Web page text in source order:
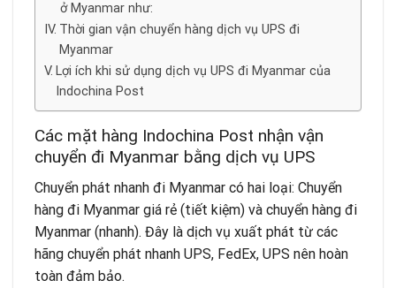
ở Myanmar như:
Thời gian vận chuyển hàng dịch vụ UPS đi
Myanmar
Lợi ích khi sử dụng dịch vụ UPS đi Myanmar của
Indochina Post
Các mặt hàng Indochina Post nhận vận
chuyển đi Myanmar bằng dịch vụ UPS
Chuyển phát nhanh đi Myanmar có hai loại: Chuyển
hàng đi Myanmar giá rẻ (tiết kiệm) và chuyển hàng đi
Myanmar (nhanh). Đây là dịch vụ xuất phát từ các
hãng chuyển phát nhanh UPS, FedEx, UPS nên hoàn
toàn đảm bảo.